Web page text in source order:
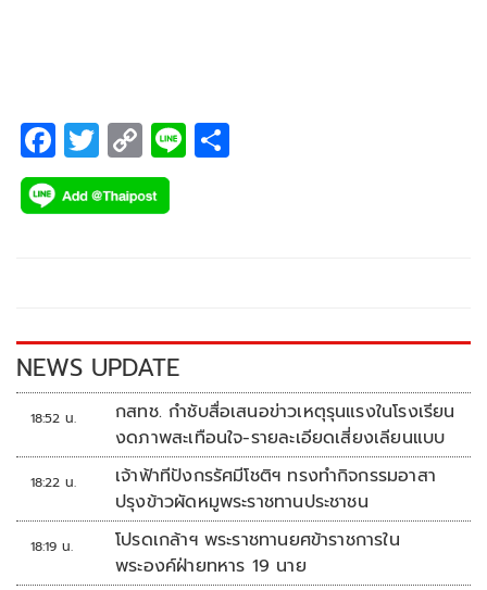
F
ac
e
k
T
wi
tt
C
o
p
k
Li
NEWS UPDATE
18:52 น.
กสทช. กำชับสื่อเสนอข่าวเหตุรุนแรงในโรงเรียน
งดภาพสะเทือนใจ-รายละเอียดเสี่ยงเลียนแบบ
18:22 น.
เจ้าฟ้าทีปังกรรัศมีโชติฯ ทรงทำกิจกรรมอาสา
ปรุงข้าวผัดหมูพระราชทานประชาชน
18:19 น.
โปรดเกล้าฯ พระราชทานยศข้าราชการใน
พระองค์ฝ่ายทหาร 19 นาย